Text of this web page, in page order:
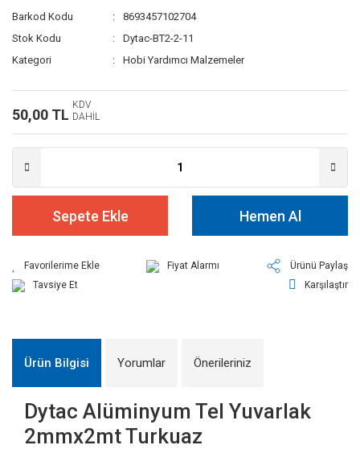
Barkod Kodu
8693457102704
Stok Kodu
Dytac-BT2-2-11
Kategori
Hobi Yardımcı Malzemeler
50,00 TL
KDV
DAHİL
Sepete Ekle Hemen Al
Fiyat Alarmı
Ürünü Paylaş
Tavsiye Et
Karşılaştır
Ürün Bilgisi Yorumlar Önerileriniz
Dytac Alüminyum Tel Yuvarlak
2mmx2mt Turkuaz